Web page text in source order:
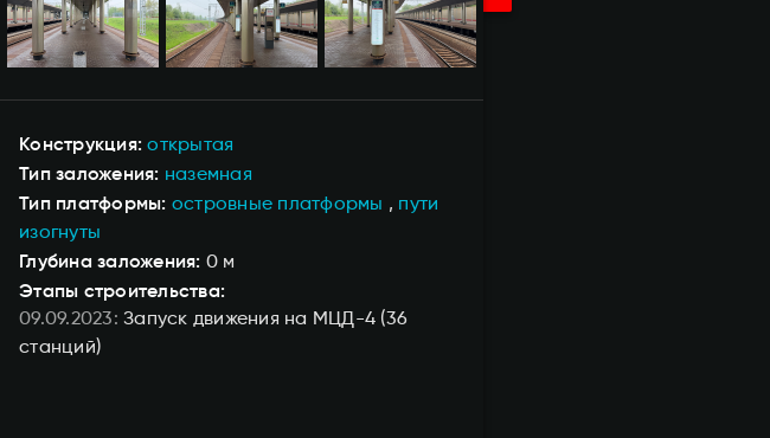
Конструкция открытая
Тип заложения наземная
Тип платформы островные платформы
пути
изогнуты
Глубина заложения 0 м
Этапы строительства:
09.09.2023 Запуск движения на МЦД-4 (36
станций)